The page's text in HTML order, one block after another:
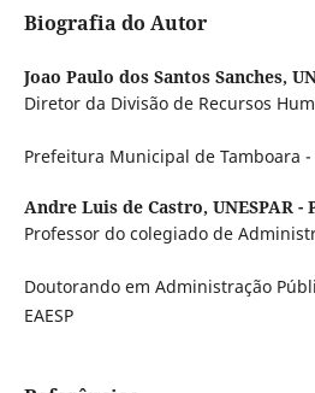
Biografia do Autor
Joao Paulo dos Santos Sanches,
Diretor da Divisão de Recursos
Prefeitura Municipal de Tamboara -
Andre Luis de Castro, UNESPAR -
Professor do colegiado de
Doutorando em Administração
EAESP